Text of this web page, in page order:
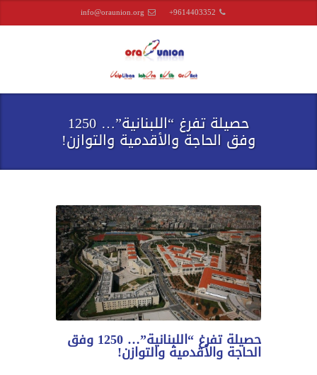
info@oraunion.org +9614403352
حصيلة تفرغ “اللبنانية”… 1250
وفق الحاجة والأقدمية والتوازن!
حصيلة تفرغ “اللبنانية”… 1250 وفق
الحاجة والأقدمية والتوازن!